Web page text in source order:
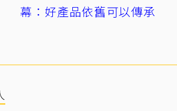
幕：好產品依舊可以傳承